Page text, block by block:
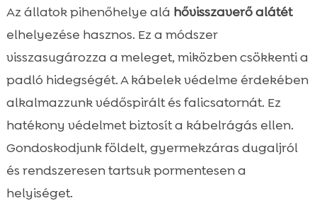
Az állatok pihenőhelye alá hővisszaverő alátét
elhelyezése hasznos. Ez a módszer
visszasugározza a meleget, miközben csökkenti a
padló hidegségét. A kábelek védelme érdekében
alkalmazzunk védőspirált és falicsatornát. Ez
hatékony védelmet biztosít a kábelrágás ellen.
Gondoskodjunk földelt, gyermekzáras dugaljról
és rendszeresen tartsuk pormentesen a
helyiséget.